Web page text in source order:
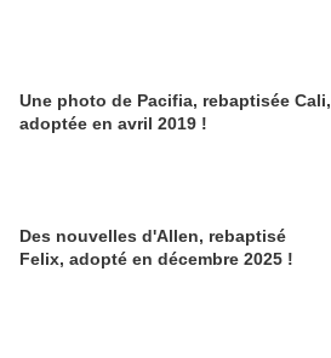
Une photo de Pacifia, rebaptisée Cali,
adoptée en avril 2019 !
Des nouvelles d'Allen, rebaptisé
Felix, adopté en décembre 2025 !